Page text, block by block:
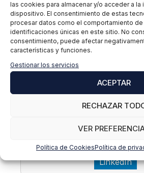
las cookies para almacenar y/o acceder a la
dispositivo. El consentimiento de estas
procesar datos como el comportamiento
identificaciones únicas en este sitio. No
consentimiento, puede afectar
características y funciones.
Gestionar los servicios
ACEPTAR
RECHAZAR
VER
Política de CookiesPolítica de
Néstor Cruz del
Asesor laboral en
LinkedIn